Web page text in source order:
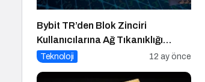
Bybit TR’den Blok Zinciri
Kullanıcılarına Ağ Tıkanıklığı
Rehberi!
Teknoloji 12 ay önce